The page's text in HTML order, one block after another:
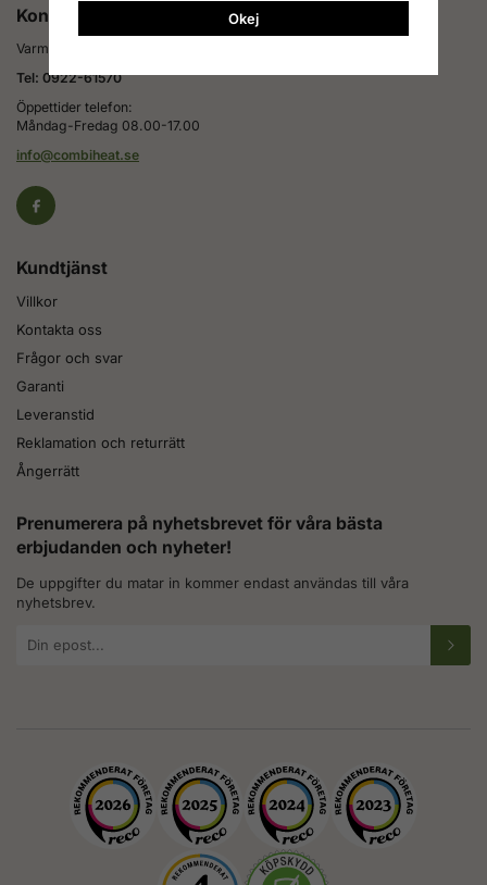
Kontakta oss
Varmt välkommen att kontakta oss för rådgivning och support!
Tel: 0922-61570
Öppettider telefon:
Måndag-Fredag 08.00-17.00
info@combiheat.se
Kundtjänst
Villkor
Kontakta oss
Frågor och svar
Garanti
Leveranstid
Reklamation och returrätt
Ångerrätt
Prenumerera på nyhetsbrevet för våra bästa
erbjudanden och nyheter!
De uppgifter du matar in kommer endast användas till våra
nyhetsbrev.
postadress
Okej